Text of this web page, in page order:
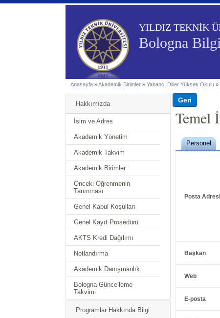
YILDIZ TEKNİK
Bologna
Anasayfa »Akademik Birimler »Yabancı Diller Yüksek Okulu»
Hakkımızda
İsim ve Adres
Akademik Yönetim
Akademik Takvim
Akademik Birimler
Önceki Öğrenmenin
Tanınması
Genel Kabul Koşulları
Genel Kayıt Prosedürü
AKTS Kredi Dağılımı
Notlandırma
Akademik Danışmanlık
Bologna Güncelleme
Takvimi
Programlar Hakkında Bilgi
Temel
Personel
Posta Adresi
Başkan
Web
E-posta